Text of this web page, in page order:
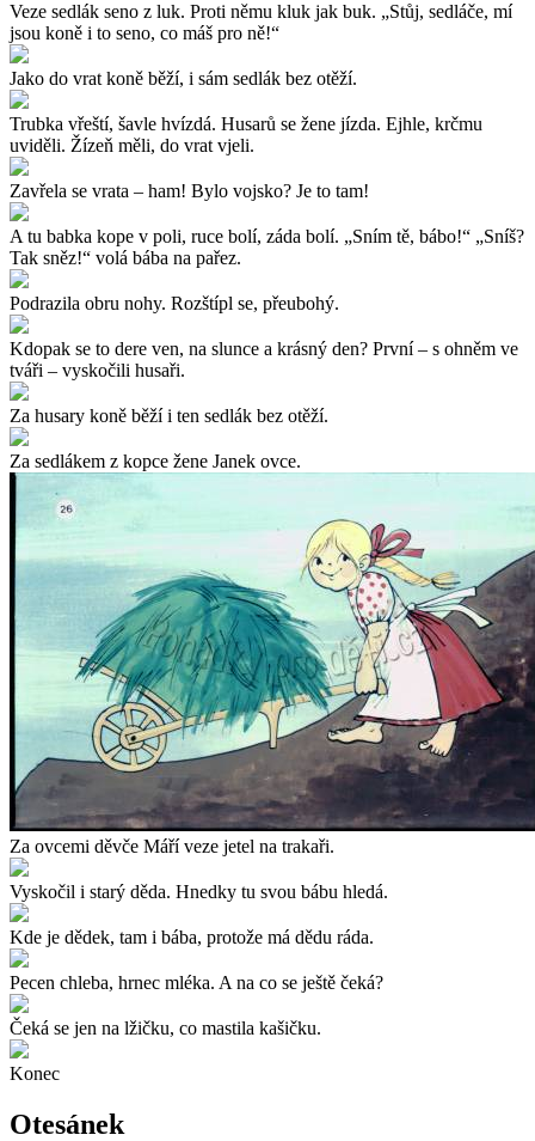
Veze sedlák seno z luk. Proti němu kluk jak buk. „Stůj, sedláče, mí
jsou koně i to seno, co máš pro ně!“
Jako do vrat koně běží, i sám sedlák bez otěží.
Trubka vřeští, šavle hvízdá. Husarů se žene jízda. Ejhle, krčmu
uviděli. Žízeň měli, do vrat vjeli.
Zavřela se vrata – ham! Bylo vojsko? Je to tam!
A tu babka kope v poli, ruce bolí, záda bolí. „Sním tě, bábo!“ „Sníš?
Tak sněz!“ volá bába na pařez.
Podrazila obru nohy. Rozštípl se, přeubohý.
Kdopak se to dere ven, na slunce a krásný den? První – s ohněm ve
tváři – vyskočili husaři.
Za husary koně běží i ten sedlák bez otěží.
Za sedlákem z kopce žene Janek ovce.
Za ovcemi děvče Máří veze jetel na trakaři.
Vyskočil i starý děda. Hnedky tu svou bábu hledá.
Kde je dědek, tam i bába, protože má dědu ráda.
Pecen chleba, hrnec mléka. A na co se ještě čeká?
Čeká se jen na lžičku, co mastila kašičku.
Konec
Otesánek